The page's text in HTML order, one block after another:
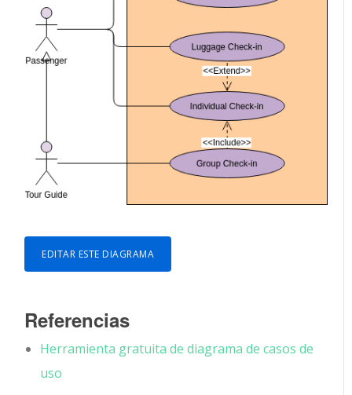
EDITAR ESTE DIAGRAMA
Referencias
Herramienta gratuita de diagrama de casos de
uso